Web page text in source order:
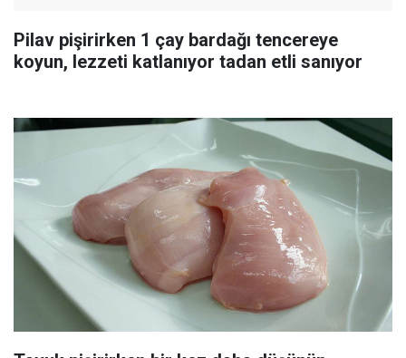
Pilav pişirirken 1 çay bardağı tencereye
koyun, lezzeti katlanıyor tadan etli sanıyor